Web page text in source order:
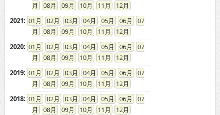
08
09 10 11
12
2021: 01 02 03 04 05 06
07
08
09 10 11
12
2020: 01 02 03 04 05 06
07
08
09 10 11
12
2019: 01 02 03 04 05 06
07
08
09 10 11
12
2018: 01 02 03 04 05 06
07
08
09 10 11
12